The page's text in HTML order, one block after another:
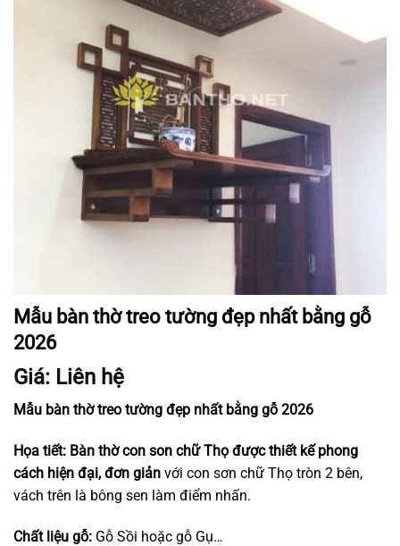
Mẫu bàn thờ treo tường đẹp nhất bằng gỗ
2026
Giá: Liên hệ
Mẫu bàn thờ treo tường đẹp nhất bằng gỗ 2026
Họa tiết: Bàn thờ con son chữ Thọ được thiết kế phong
cách hiện đại, đơn giản với con sơn chữ Thọ tròn 2 bên,
vách trên là bông sen làm điểm nhấn.
Chất liệu gỗ: Gỗ Sồi hoặc gỗ Gụ…